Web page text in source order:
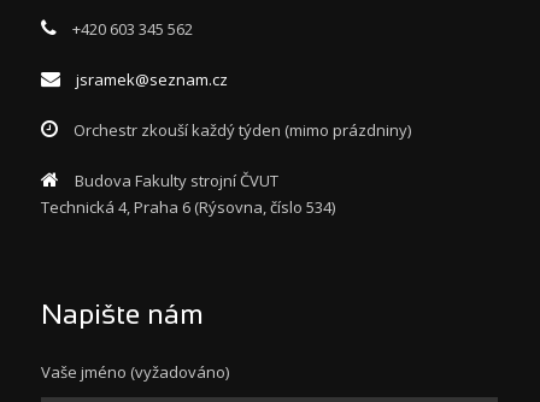
+420 603 345 562
jsramek@seznam.cz
Orchestr zkouší každý týden (mimo prázdniny)
Budova Fakulty strojní ČVUT
Technická 4, Praha 6 (Rýsovna, číslo 534)
Napište nám
Vaše jméno (vyžadováno)